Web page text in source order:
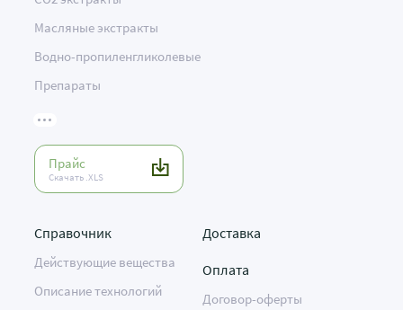
Масляные экстракты
Водно-пропиленгликолевые
Препараты
Прайс
Скачать .XLS
Справочник
Действующие вещества
Описание технологий
Доставка
Оплата
Договор-оферты